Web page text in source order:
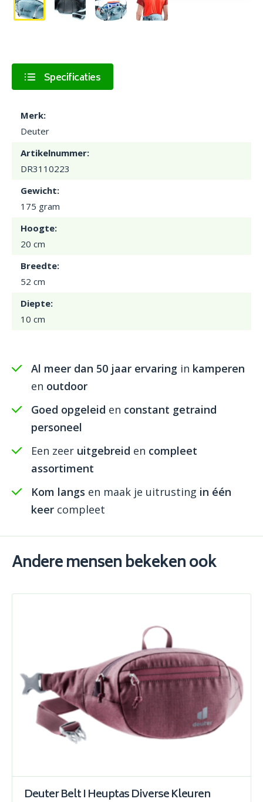
Specificaties
Merk:
Deuter
Artikelnummer:
DR3110223
Gewicht:
175 gram
Hoogte:
20 cm
Breedte:
52 cm
Diepte:
10 cm
Al meer dan 50 jaar ervaring in kamperen
en outdoor
Goed opgeleid en constant getraind
personeel
Een zeer uitgebreid en compleet
assortiment
Kom langs en maak je uitrusting in één
keer compleet
Andere mensen bekeken ook
Deuter Belt I Heuptas Diverse Kleuren